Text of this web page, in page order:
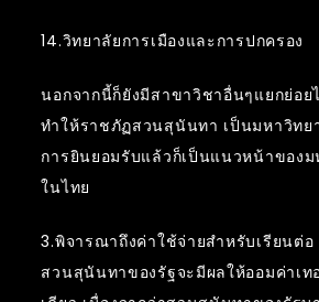
14.วิทยาลัยการเมืองและการปกครอง
นอกจากนี้ก็ยังมีสาขาวิชาอื่นๆแยกย่อย
ทำให้ราชภัฏสวนสุนันทา เป็นมหาวิทย
การยินยอมรับแล้วก็เป็นแนวหน้าของ
ในไทย
3.พิจารณาถึงค่าใช้จ่ายสำหรับเรียนต่อ
สวนสุนันทาของรัฐจะมีผลให้ออมค่าเท